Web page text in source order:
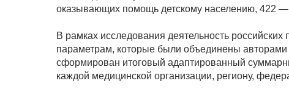
оказывающих помощь детскому населению, 422
В рамках исследования деятельность
параметрам, которые были объединены
сформирован итоговый адаптированный
каждой медицинской организации, региону,